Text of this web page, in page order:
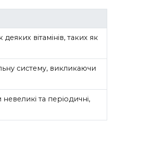
вітамінів, таких як
систему, викликаючи
та періодичні,